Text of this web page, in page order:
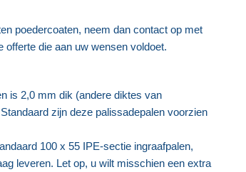
poedercoaten, neem dan contact op met
die aan uw wensen voldoet.
is 2,0 mm dik (andere diktes van
zijn deze palissadepalen voorzien
100 x 55 IPE-sectie ingraafpalen,
leveren. Let op, u wilt misschien een extra